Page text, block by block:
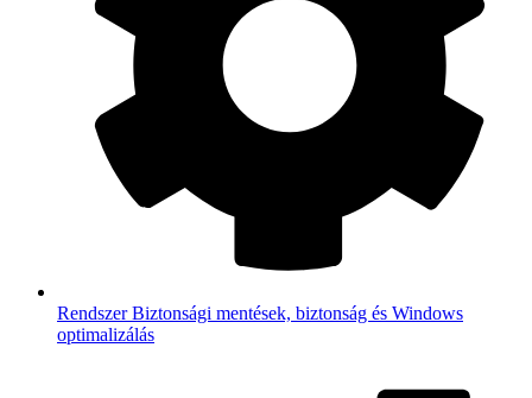
RendszerBiztonsági mentések, biztonság és Windows
optimalizálás